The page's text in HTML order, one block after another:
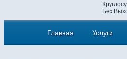
Без
Главная Услуги